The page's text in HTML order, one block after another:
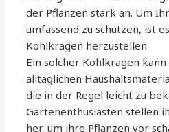
der Pflanzen stark an. Um
umfassend zu schützen, ist
Kohlkragen herzustellen.
Ein solcher Kohlkragen kann
alltäglichen
die in der Regel leicht zu
Gartenenthusiasten stellen
her, um ihre Pflanzen vor